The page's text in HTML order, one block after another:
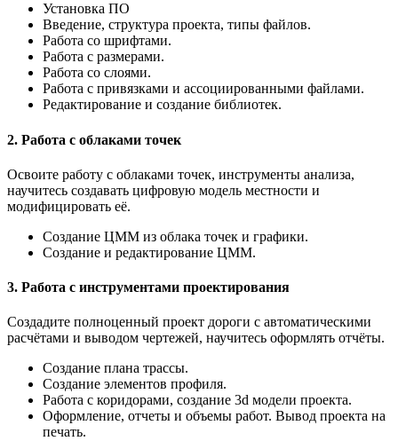
Установка ПО
Введение, структура проекта, типы файлов.
Работа со шрифтами.
Работа с размерами.
Работа со слоями.
Работа с привязками и ассоциированными файлами.
Редактирование и создание библиотек.
2. Работа с облаками точек
Освоите работу с облаками точек, инструменты анализа,
научитесь создавать цифровую модель местности и
модифицировать её.
Создание ЦММ из облака точек и графики.
Создание и редактирование ЦММ.
3. Работа с инструментами проектирования
Создадите полноценный проект дороги с автоматическими
расчётами и выводом чертежей, научитесь оформлять отчёты.
Создание плана трассы.
Создание элементов профиля.
Работа с коридорами, создание 3d модели проекта.
Оформление, отчеты и объемы работ. Вывод проекта на
печать.